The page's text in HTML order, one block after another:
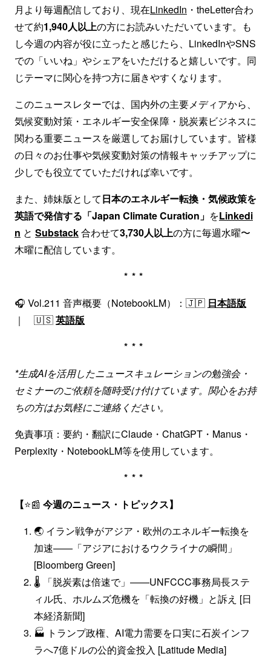
月より毎週配信しており、現在LinkedIn ・theLetter合わ
せて約1,940人以上の方にお読みいただいています。も
し今週の内容が役に立ったと感じたら、LinkedInやSNS
での「いいね」やシェアをいただけると嬉しいです。同
じテーマに関心を持つ方に届きやすくなります。
このニュースレターでは、国内外の主要メディアから、
気候変動対策・エネルギー安全保障・脱炭素ビジネスに
関わる重要ニュースを厳選してお届けしています。皆様
の日々のお仕事や気候変動対策の情報キャッチアップに
少しでも役立てていただければ幸いです。
また、姉妹版として日本のエネルギー転換・気候政策を
英語で発信する「Japan Climate Curation」 をLinkedi
n と Substack合わせて3,730人以上の方に毎週水曜〜
木曜に配信しています。
***
🎧 Vol.211 音声概要（NotebookLM）：🇯🇵 日本語版
｜ 🇺🇸英語版
***
*生成AIを活用したニュースキュレーションの勉強会・
セミナーのご依頼を随時受け付けています。関心をお持
ちの方はお気軽にご連絡ください。
免責事項：要約・翻訳にClaude・ChatGPT・Manus・
Perplexity・NotebookLM等を使用しています。
***
【⭐📰 今週のニュース・トピックス】
🌏 イラン戦争がアジア・欧州のエネルギー転換を
加速——「アジアにおけるウクライナの瞬間」
[Bloomberg Green]
🌡 「脱炭素は倍速で」——UNFCCC事務局長ステ
ィル氏、ホルムズ危機を「転換の好機」と訴え [日
本経済新聞]
🏭 トランプ政権、AI電力需要を口実に石炭インフ
ラへ7億ドルの公的資金投入 [Latitude Media]